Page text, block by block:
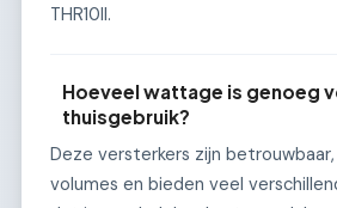
THR10II.
Hoeveel wattage is genoeg
thuisgebruik?
Deze versterkers zijn
volumes en bieden veel